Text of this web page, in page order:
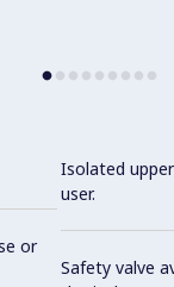
or
Isolated
user.
Safety valve